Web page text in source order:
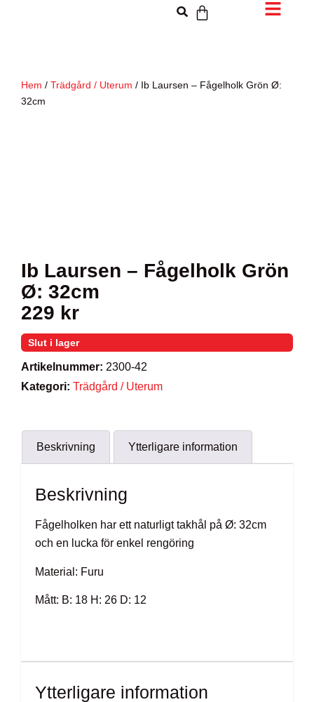
Hem / Trädgård / Uterum / Ib Laursen – Fågelholk Grön Ø:
32cm
Ib Laursen – Fågelholk Grön
Ø: 32cm
229 kr
Slut i lager
Artikelnummer: 2300-42
Kategori: Trädgård / Uterum
Beskrivning Ytterligare information
Beskrivning
Fågelholken har ett naturligt takhål på Ø: 32cm
och en lucka för enkel rengöring
Material: Furu
Mått: B: 18 H: 26 D: 12
Ytterligare information